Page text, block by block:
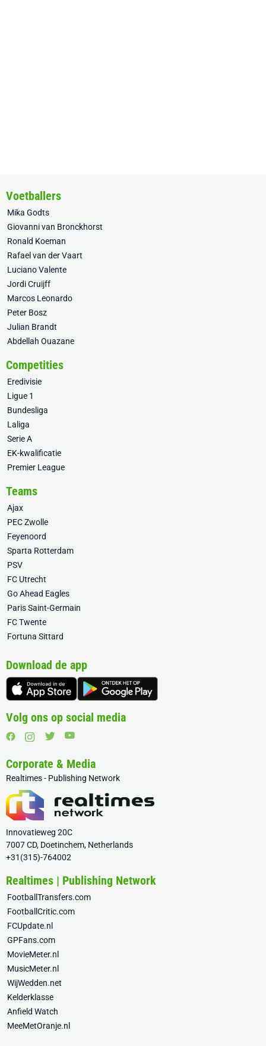
Voetballers
Mika Godts
Giovanni van Bronckhorst
Ronald Koeman
Rafael van der Vaart
Luciano Valente
Jordi Cruijff
Marcos Leonardo
Peter Bosz
Julian Brandt
Abdellah Ouazane
Competities
Eredivisie
Ligue 1
Bundesliga
Laliga
Serie A
EK-kwalificatie
Premier League
Teams
Ajax
PEC Zwolle
Feyenoord
Sparta Rotterdam
PSV
FC Utrecht
Go Ahead Eagles
Paris Saint-Germain
FC Twente
Fortuna Sittard
Download de app
Volg ons op social media
Corporate & Media
Realtimes - Publishing Network
Innovatieweg 20C
7007 CD, Doetinchem, Netherlands
+31(315)-764002
Realtimes | Publishing Network
FootballTransfers.com
FootballCritic.com
FCUpdate.nl
GPFans.com
MovieMeter.nl
MusicMeter.nl
WijWedden.net
Kelderklasse
Anfield Watch
MeeMetOranje.nl